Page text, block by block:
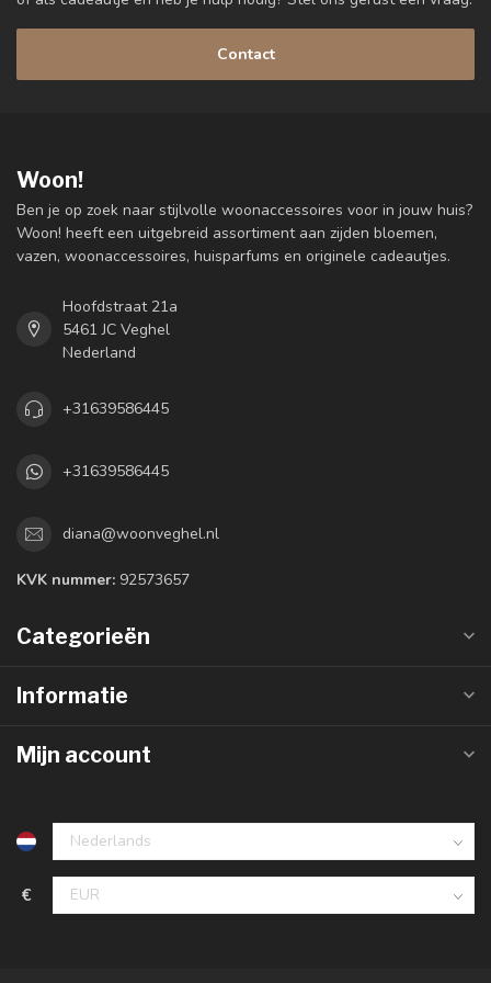
Contact
Woon!
Ben je op zoek naar stijlvolle woonaccessoires voor in jouw huis?
Woon! heeft een uitgebreid assortiment aan zijden bloemen,
vazen, woonaccessoires, huisparfums en originele cadeautjes.
Hoofdstraat 21a
5461 JC Veghel
Nederland
+31639586445
+31639586445
diana@woonveghel.nl
KVK nummer: 92573657
Categorieën
Informatie
Mijn account
€